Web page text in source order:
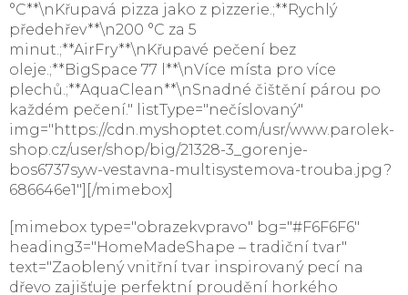
°C**\nKřupavá pizza jako z pizzerie.;**Rychlý
předehřev**\n200 °C za 5
minut.;**AirFry**\nKřupavé pečení bez
oleje.;**BigSpace 77 l**\nVíce místa pro více
plechů.;**AquaClean**\nSnadné čištění párou po
každém pečení." listType="nečíslovaný"
img="https://cdn.myshoptet.com/usr/www.parolek-
shop.cz/user/shop/big/21328-3_gorenje-
bos6737syw-vestavna-multisystemova-trouba.jpg?
686646e1"][/mimebox]
[mimebox type="obrazekvpravo" bg="#F6F6F6"
heading3="HomeMadeShape – tradiční tvar"
text="Zaoblený vnitřní tvar inspirovaný pecí na
dřevo zajišťuje perfektní proudění horkého